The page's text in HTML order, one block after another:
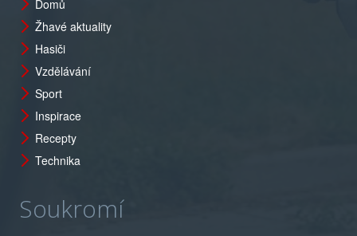
Domů
Žhavé aktuality
Hasiči
Vzdělávání
Sport
Inspirace
Recepty
Technika
Soukromí